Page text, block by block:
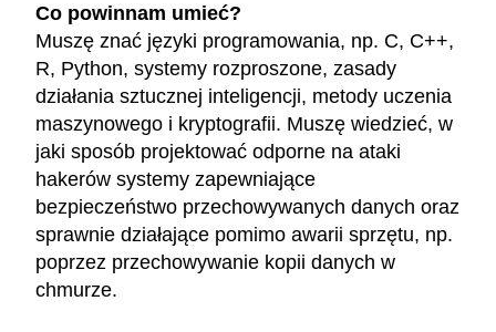
Co powinnam umieć?
Muszę znać języki programowania, np. C, C++,
R, Python, systemy rozproszone, zasady
działania sztucznej inteligencji, metody uczenia
maszynowego i kryptografii. Muszę wiedzieć, w
jaki sposób projektować odporne na ataki
hakerów systemy zapewniające
bezpieczeństwo przechowywanych danych oraz
sprawnie działające pomimo awarii sprzętu, np.
poprzez przechowywanie kopii danych w
chmurze.